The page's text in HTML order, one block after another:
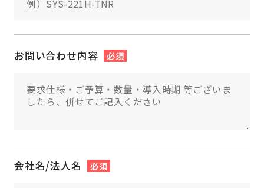
お問い合わせ内容 必須
会社名/法人名 必須